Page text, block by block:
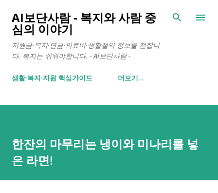
기본 콘텐츠로 건너뛰기
AI보단사람 - 복지와 사람 중
심의 이야기
지원금·복지·연금·의료비·생활절약 정보를 전합니
다. 복지는 쉬워야합니다. - Ai보단사람 -
생활∙복지∙지원 핵심가이드 더보기…
한잔의 마무리는 냉이와 미나리를 넣
은 라면!